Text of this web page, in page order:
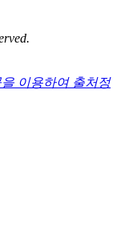
이용하여 출처정